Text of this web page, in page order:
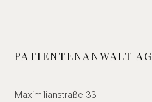
PATIENTENANWALT AG
Maximilianstraße 33